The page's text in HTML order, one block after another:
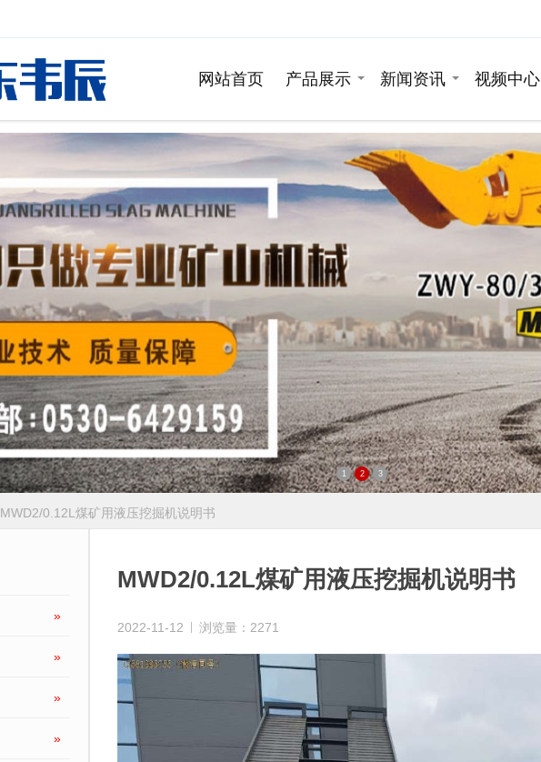
网站首页 产品展示 新闻资讯 视频中心
1 2 3
MWD2/0.12L煤矿用液压挖掘机说明书
MWD2/0.12L煤矿用液压挖掘机说明书
2022-11-12 浏览量：2271
»
»
»
»